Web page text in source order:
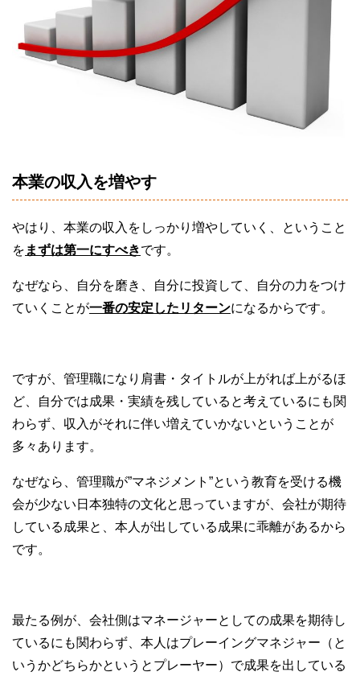
本業の収入を増やす
やはり、本業の収入をしっかり増やしていく、ということ
を まずは第一にすべきです。
なぜなら、自分を磨き、自分に投資して、自分の力をつけ
ていくことが一番の安定したリターンになるからです。
ですが、管理職になり肩書・タイトルが上がれば上がるほ
ど、自分では成果・実績を残していると考えているにも関
わらず、収入がそれに伴い増えていかないということが
多々あります。
なぜなら、管理職が”マネジメント”という教育を受ける機
会が少ない日本独特の文化と思っていますが、会社が期待
している成果と、本人が出している成果に乖離があるから
です。
最たる例が、会社側はマネージャーとしての成果を期待し
ているにも関わらず、本人はプレーイングマネジャー（と
いうかどちらかというとプレーヤー）で成果を出している